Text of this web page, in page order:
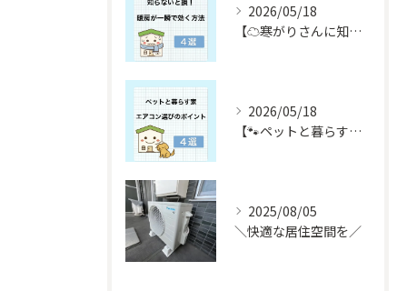
2026/05/18
【☁️寒がりさんに知ってほしい☁️】
2026/05/18
【🐾ペットと暮らす皆さん必見🐾】
2025/08/05
＼快適な居住空間を／